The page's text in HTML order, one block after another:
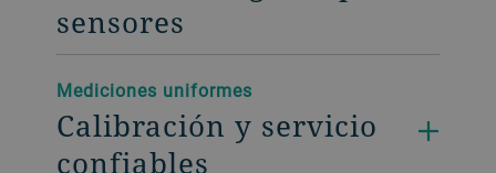
sensores
Mediciones uniformes
Calibración y servicio
confiables